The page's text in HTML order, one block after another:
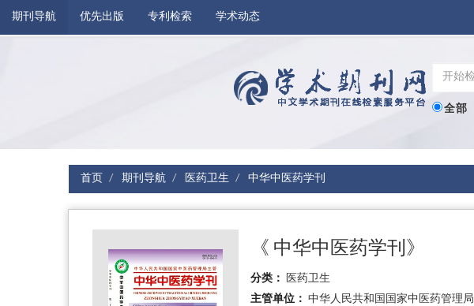
期刊导航 优先出版 专利检索 学术动态
全部
首页 期刊导航 医药卫生 中华中医药学刊
《 中华中医药学刊》
分类： 医药卫生
主管单位： 中华人民共和国国家中医药管理局